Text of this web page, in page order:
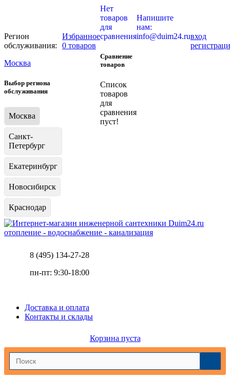
Регион
обслуживания:
Москва
Выбор региона
обслуживания
Москва
Санкт-
Петербург
Екатеринбург
Новосибирск
Краснодар
Избранное
0 товаров
Нет
товаров
для
сравнения
Сравнение
товаров
Список
товаров
для
сравнения
пуст!
Напишите
нам:
info@duim24.ruвход
отопление - водоснабжение - канализация
8 (495) 134-27-28
пн-пт: 9:30-18:00
Доставка и оплата
Контакты и склады
Корзина пуста